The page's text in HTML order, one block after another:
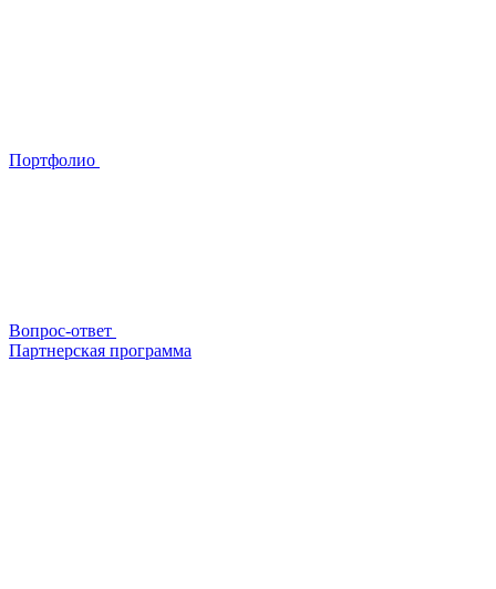
Портфолио
Вопрос-ответ
Партнерская программа